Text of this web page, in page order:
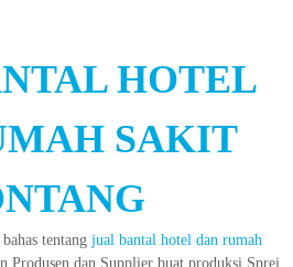
HOTEL
SAKIT
tentang jual bantal hotel dan rumah
Produsen dan Supplier buat produksi Sprei